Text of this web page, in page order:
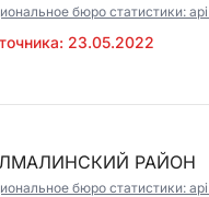
бюро статистики:
23.05.2022
АЛМАЛИНСКИЙ РАЙОН
бюро статистики: